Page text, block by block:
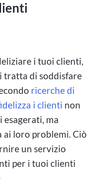
i tuoi clienti,
tratta di soddisfare
ricerche di
i clienti non
esagerati, ma
loro problemi. Ciò
un servizio
per i tuoi clienti